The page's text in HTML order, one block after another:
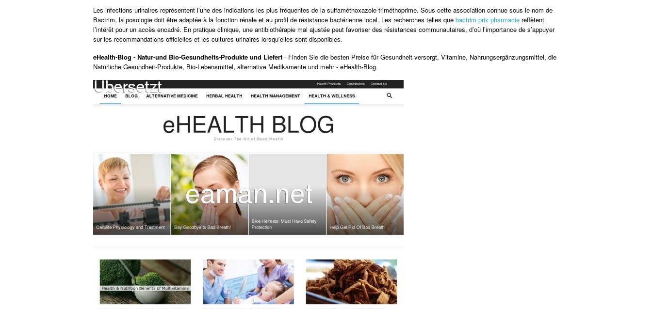
Les infections urinaires représentent l’une des indications les plus fréquentes de la sulfaméthoxazole-triméthoprime. Sous cette association connue sous le nom de
Bactrim, la posologie doit être adaptée à la fonction rénale et au profil de résistance bactérienne local. Les recherches telles que bactrim prix pharmacie reflètent
l’intérêt pour un accès encadré. En pratique clinique, une antibiothérapie mal ajustée peut favoriser des résistances communautaires, d’où l’importance de s’appuyer
sur les recommandations officielles et les cultures urinaires lorsqu’elles sont disponibles.
eHealth-Blog - Natur-und Bio-Gesundheits-Produkte und Liefert - Finden Sie die besten Preise für Gesundheit versorgt, Vitamine, Nahrungsergänzungsmittel, die
Natürliche Gesundheit-Produkte, Bio-Lebensmittel, alternative Medikamente und mehr - eHealth-Blog.